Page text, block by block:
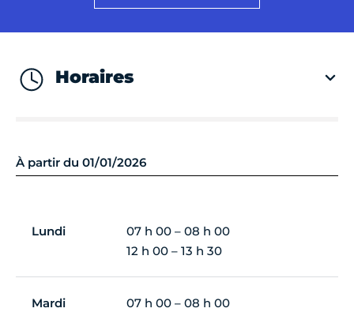
Horaires
À partir du 01/01/2026
Lundi
07 h 00 – 08 h 00
12 h 00 – 13 h 30
Mardi
07 h 00 – 08 h 00